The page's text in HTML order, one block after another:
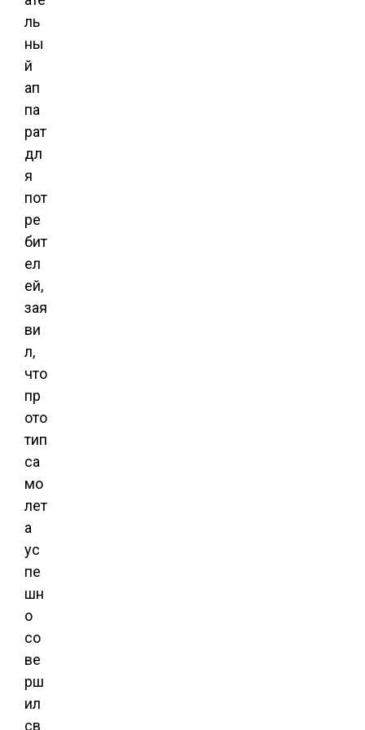
ль
ны
й
ап
па
рат
дл
я
пот
ре
бит
ел
ей,
зая
ви
л,
что
пр
ото
тип
са
мо
лет
а
ус
пе
шн
о
со
ве
рш
ил
св